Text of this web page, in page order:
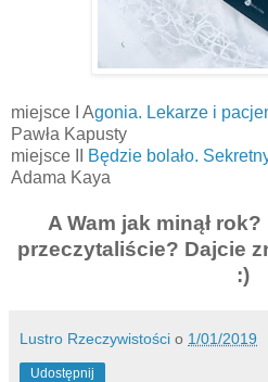
miejsce I Agonia. Lekarze i
Pawła Kapusty
miejsce II
Będzie bolało.
Adama Kaya
A Wam jak minął
przeczytaliście? Dajcie
:)
Lustro Rzeczywistości o 1/01/2019
Udostępnij